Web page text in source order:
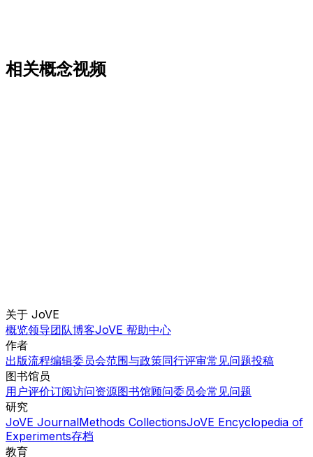
相关概念视频
关于 JoVE
概览领导团队博客JoVE 帮助中心
作者
出版流程编辑委员会范围与政策同行评审常见问题投稿
图书馆员
用户评价订阅访问资源图书馆顾问委员会常见问题
研究
JoVE JournalMethods CollectionsJoVE Encyclopedia of
Experiments存档
教育